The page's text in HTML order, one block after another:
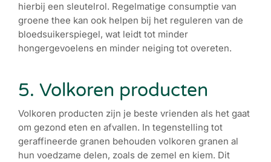
hierbij een sleutelrol. Regelmatige consumptie van
groene thee kan ook helpen bij het reguleren van de
bloedsuikerspiegel, wat leidt tot minder
hongergevoelens en minder neiging tot overeten.
5. Volkoren producten
Volkoren producten zijn je beste vrienden als het gaat
om gezond eten en afvallen. In tegenstelling tot
geraffineerde granen behouden volkoren granen al
hun voedzame delen, zoals de zemel en kiem. Dit